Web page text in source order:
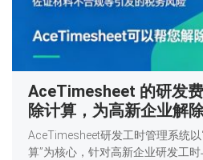
AceTimesheet 的研发
除计算，为高新企业解
AceTimesheet研发工时管理系统
算”为核心，针对高新企业研发工